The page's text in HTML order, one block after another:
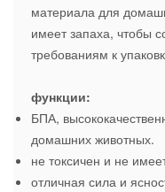
материала для
имеет запаха, чтобы
требованиям к
функции:
БПА,
домашних животных.
не токсичен и не
отличная сила и